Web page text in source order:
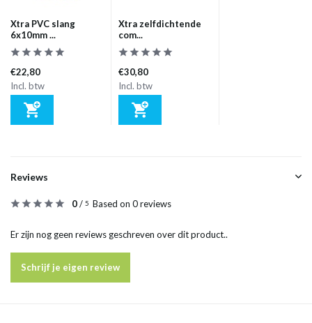
Xtra PVC slang
6x10mm ...
€22,80
Incl. btw
Xtra zelfdichtende
com...
€30,80
Incl. btw
Reviews
0/ 5 Based on 0 reviews
Er zijn nog geen reviews geschreven over dit product..
Schrijf je eigen review